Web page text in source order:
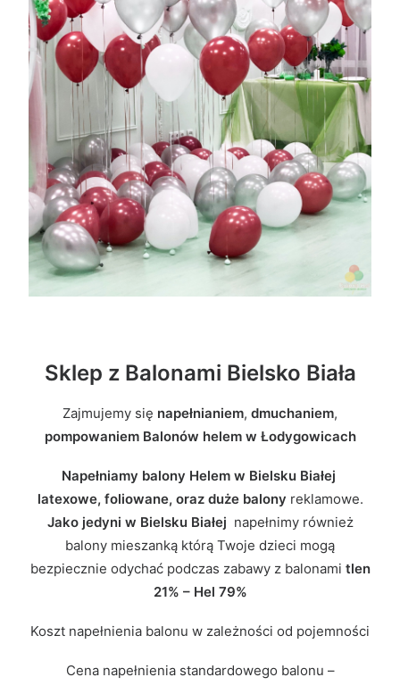
Sklep z Balonami Bielsko Biała
Zajmujemy się napełnianiem, dmuchaniem,
pompowaniem Balonów helem w Łodygowicach
Napełniamy balony Helem w Bielsku Białej
latexowe, foliowane, oraz duże balony reklamowe.
Jako jedyni w Bielsku Białej napełnimy również
balony mieszanką którą Twoje dzieci mogą
bezpiecznie odychać podczas zabawy z balonami tlen
21% – Hel 79%
Koszt napełnienia balonu w zależności od pojemności
Cena napełnienia standardowego balonu –